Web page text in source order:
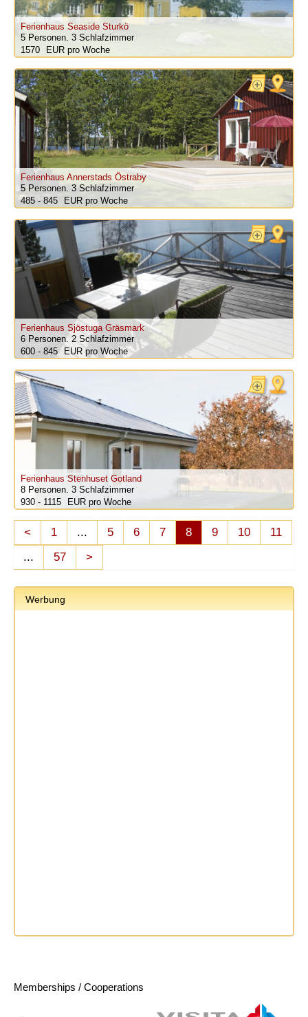
Ferienhaus Seaside Sturkö
5 Personen. 3 Schlafzimmer
1570
pro Woche
Ferienhaus Annerstads Östraby
5 Personen. 3 Schlafzimmer
485 - 845
pro Woche
Ferienhaus Sjöstuga Gräsmark
6 Personen. 2 Schlafzimmer
600 - 845
pro Woche
Ferienhaus Stenhuset Gotland
8 Personen. 3 Schlafzimmer
930 - 1115
pro Woche
< 1 ... 5 6 7 8 9 10
11
...
57 >
Werbung
Memberships / Cooperations